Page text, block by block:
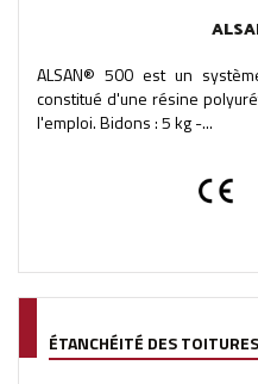
ALSAN® 500 est un
constitué d'une résine
l'emploi. Bidons : 5 kg -...
ÉTANCHÉITÉ DES